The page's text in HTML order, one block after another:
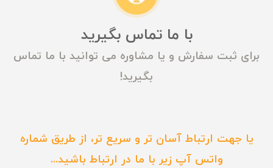
با ما تماس بگیرید
برای ثبت سفارش و یا مشاوره می توانید با ما تماس
بگیرید!
یا جهت ارتباط آسان تر و سریع تر، از طریق شماره
واتس آپ زیر با ما در ارتباط باشید...